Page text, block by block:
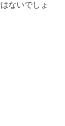
ないでしょ